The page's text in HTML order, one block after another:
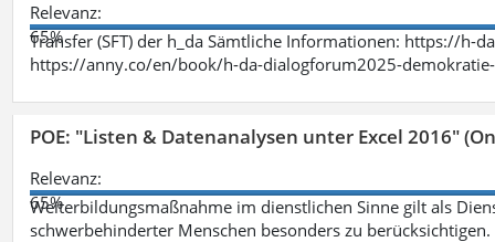
Relevanz:
65%
Transfer (SFT) der h_da Sämtliche Informationen: https://
https://anny.co/en/book/h-da-dialogforum2025-
POE: "Listen & Datenanalysen unter Excel 2016"
Relevanz:
65%
Weiterbildungsmaßnahme im dienstlichen Sinne gilt als
schwerbehinderter Menschen besonders zu berücksichtigen.